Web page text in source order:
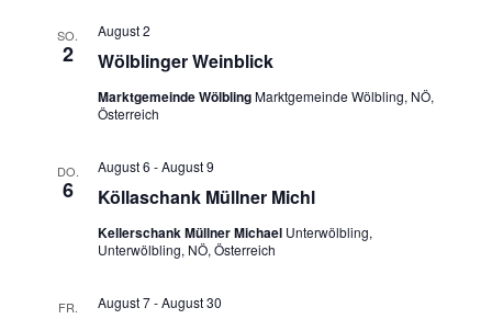
SO.
2 Wölblinger Weinblick
August 2
Marktgemeinde WölblingMarktgemeinde Wölbling, NÖ,
Österreich
DO.
6 Köllaschank Müllner Michl
August 6 -August 9
Kellerschank Müllner Michael Unterwölbling,
Unterwölbling, NÖ, Österreich
FR. August 7-August 30